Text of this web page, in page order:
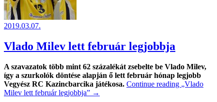
2019.03.07.
Vlado Milev lett február legjobbja
A szavazatok több mint 62 százalékát zsebelte be Vlado Milev,
így a szurkolók döntése alapján ő lett február hónap legjobb
Vegyész RC Kazincbarcika játékosa. Continue reading „Vlado
Milev lett február legjobbja” →